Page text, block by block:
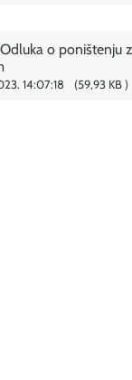
Odluka o poništenju
14:07:18 59,93 KB